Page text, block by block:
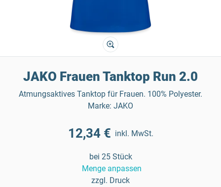
JAKO Frauen Tanktop Run 2.0
Atmungsaktives Tanktop für Frauen. 100% Polyester.
Marke: JAKO
12,34 € inkl. MwSt.
bei 25 Stück
Menge anpassen
zzgl. Druck